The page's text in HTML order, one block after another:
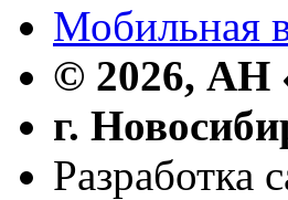
Мобильная
© 2026, АН
г.
Разработка